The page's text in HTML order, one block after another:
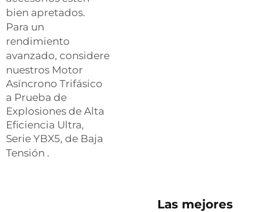
bien apretados.
Para un
rendimiento
avanzado, considere
nuestros Motor
Asíncrono Trifásico
a Prueba de
Explosiones de Alta
Eficiencia Ultra,
Serie YBX5, de Baja
Tensión .
Las mejores